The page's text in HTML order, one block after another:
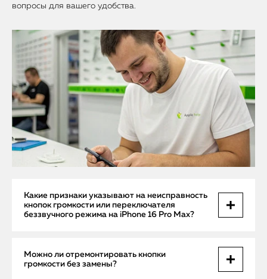
вопросы для вашего удобства.
Какие признаки указывают на неисправность
кнопок громкости или переключателя
беззвучного режима на iPhone 16 Pro Max?
залипают или произвольно изменяют уровень звука, это
прямой признак физического или программного сбоя. То
Можно ли отремонтировать кнопки
громкости без замены?